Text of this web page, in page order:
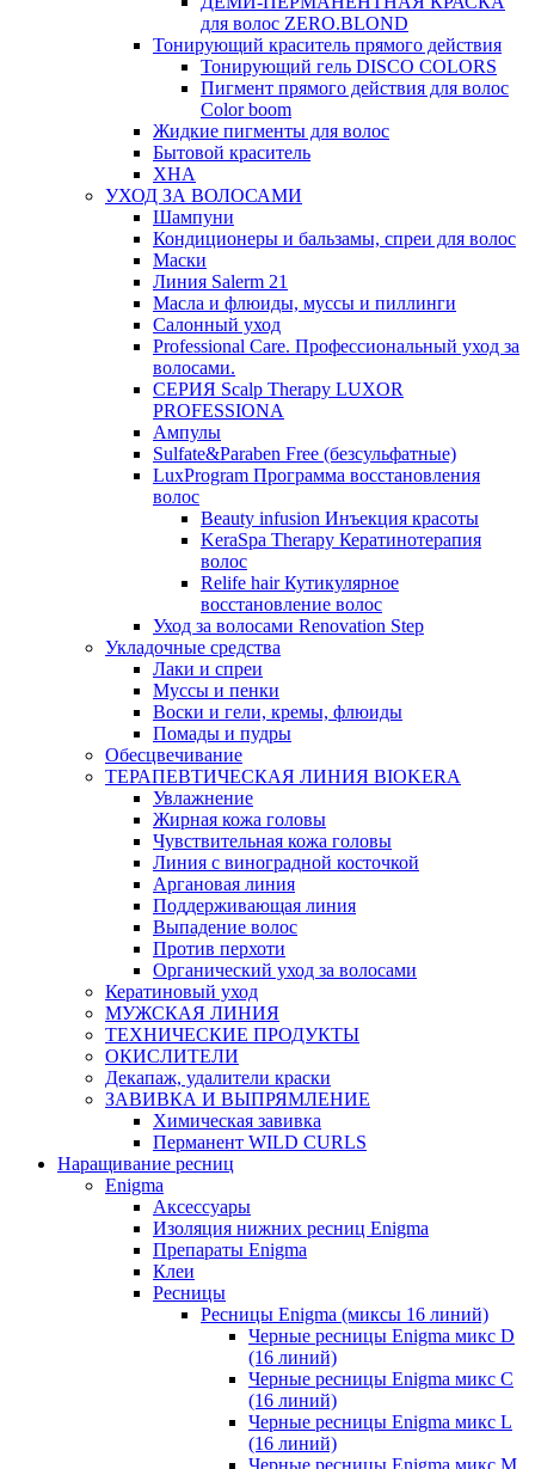
для волос ZERO.BLOND
Тонирующий краситель прямого действия
Тонирующий гель DISCO COLORS
Пигмент прямого действия для волос
Color boom
Жидкие пигменты для волос
Бытовой краситель
ХНА
УХОД ЗА ВОЛОСАМИ
Шампуни
Кондиционеры и бальзамы, спреи для волос
Маски
Линия Salerm 21
Масла и флюиды, муссы и пиллинги
Салонный уход
Professional Care. Профессиональный уход за
волосами.
СЕРИЯ Scalp Therapy LUXOR
PROFESSIONA
Ампулы
Sulfate&Paraben Free (безсульфатные)
LuxProgram Программа восстановления
волос
Beauty infusion Инъекция красоты
KeraSpa Therapy Кератинотерапия
волос
Relife hair Кутикулярное
восстановление волос
Уход за волосами Renovation Step
Укладочные средства
Лаки и спреи
Муссы и пенки
Воски и гели, кремы, флюиды
Помады и пудры
Обесцвечивание
ТЕРАПЕВТИЧЕСКАЯ ЛИНИЯ BIOKERA
Увлажнение
Жирная кожа головы
Чувствительная кожа головы
Линия c виноградной косточкой
Аргановая линия
Поддерживающая линия
Выпадение волос
Против перхоти
Органический уход за волосами
Кератиновый уход
МУЖСКАЯ ЛИНИЯ
ТЕХНИЧЕСКИЕ ПРОДУКТЫ
ОКИСЛИТЕЛИ
Декапаж, удалители краски
ЗАВИВКА И ВЫПРЯМЛЕНИЕ
Химическая завивка
Перманент WILD CURLS
Наращивание ресниц
Enigma
Аксессуары
Изоляция нижних ресниц Enigma
Препараты Enigma
Клеи
Ресницы
Ресницы Enigma (миксы 16 линий)
Черные ресницы Enigma микс D
(16 линий)
Черные ресницы Enigma микс C
(16 линий)
Черные ресницы Enigma микс L
(16 линий)